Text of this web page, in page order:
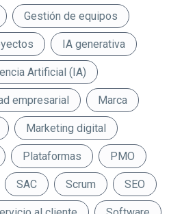
Gestión de equipos
IA generativa
Artificial (IA)
empresarial Marca
Marketing digital
Plataformas PMO
SAC Scrum SEO